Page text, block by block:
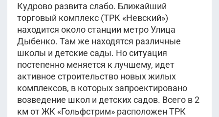
Кудрово развита слабо. Ближайший
торговый комплекс (ТРК «Невский»)
находится около станции метро Улица
Дыбенко. Там же находятся различные
школы и детские сады. Но ситуация
постепенно меняется к лучшему, идет
активное строительство новых жилых
комплексов, в которых запроектировано
возведение школ и детских садов. Всего в 2
км от ЖК «Гольфстрим» расположен ТРК